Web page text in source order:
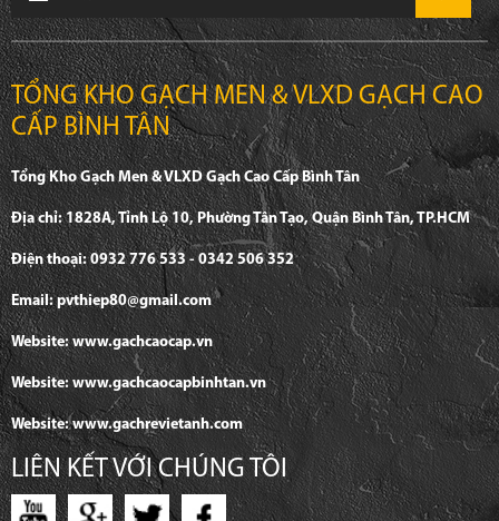
TỔNG KHO GẠCH MEN & VLXD GẠCH CAO
CẤP BÌNH TÂN
Tổng Kho Gạch Men & VLXD Gạch Cao Cấp Bình Tân
Địa chỉ: 1828A, Tỉnh Lộ 10, Phường Tân Tạo, Quận Bình Tân, TP.HCM
Điện thoại: 0932 776 533 - 0342 506 352
Email: pvthiep80@gmail.com
Website: www.gachcaocap.vn
Website: www.gachcaocapbinhtan.vn
Website: www.gachrevietanh.com
LIÊN KẾT VỚI CHÚNG TÔI